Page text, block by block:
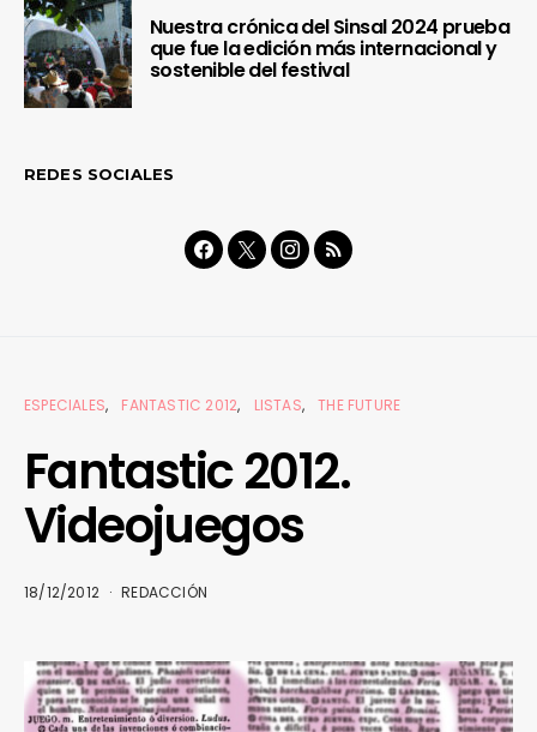
Nuestra crónica del Sinsal 2024 prueba
que fue la edición más internacional y
sostenible del festival
REDES SOCIALES
ESPECIALES FANTASTIC 2012 LISTAS THE FUTURE
Fantastic 2012.
Videojuegos
18/12/2012 REDACCIÓN